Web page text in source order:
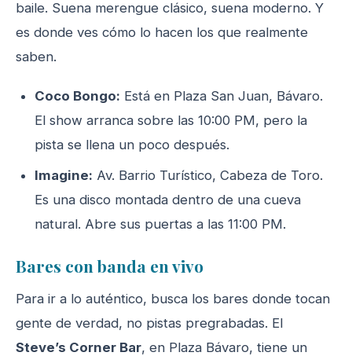
baile. Suena merengue clásico, suena moderno. Y
es donde ves cómo lo hacen los que realmente
saben.
Coco Bongo: Está en Plaza San Juan, Bávaro.
El show arranca sobre las 10:00 PM, pero la
pista se llena un poco después.
Imagine: Av. Barrio Turístico, Cabeza de Toro.
Es una disco montada dentro de una cueva
natural. Abre sus puertas a las 11:00 PM.
Bares con banda en vivo
Para ir a lo auténtico, busca los bares donde tocan
gente de verdad, no pistas pregrabadas. El
Steve’s Corner Bar, en Plaza Bávaro, tiene un